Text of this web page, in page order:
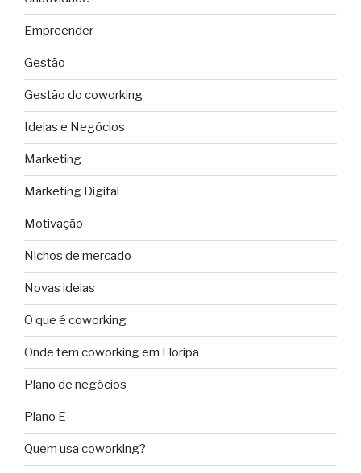
Empreender
Gestão
Gestão do coworking
Ideias e Negócios
Marketing
Marketing Digital
Motivação
Nichos de mercado
Novas ideias
O que é coworking
Onde tem coworking em Floripa
Plano de negócios
Plano E
Quem usa coworking?